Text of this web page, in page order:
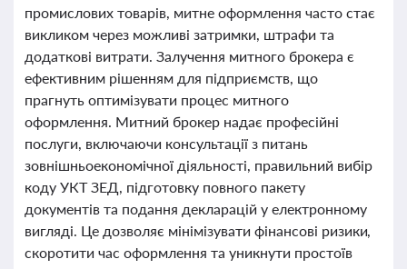
промислових товарів, митне оформлення часто стає
викликом через можливі затримки, штрафи та
додаткові витрати. Залучення митного брокера є
ефективним рішенням для підприємств, що
прагнуть оптимізувати процес митного
оформлення. Митний брокер надає професійні
послуги, включаючи консультації з питань
зовнішньоекономічної діяльності, правильний вибір
коду УКТ ЗЕД, підготовку повного пакету
документів та подання декларацій у електронному
вигляді. Це дозволяє мінімізувати фінансові ризики,
скоротити час оформлення та уникнути простоїв